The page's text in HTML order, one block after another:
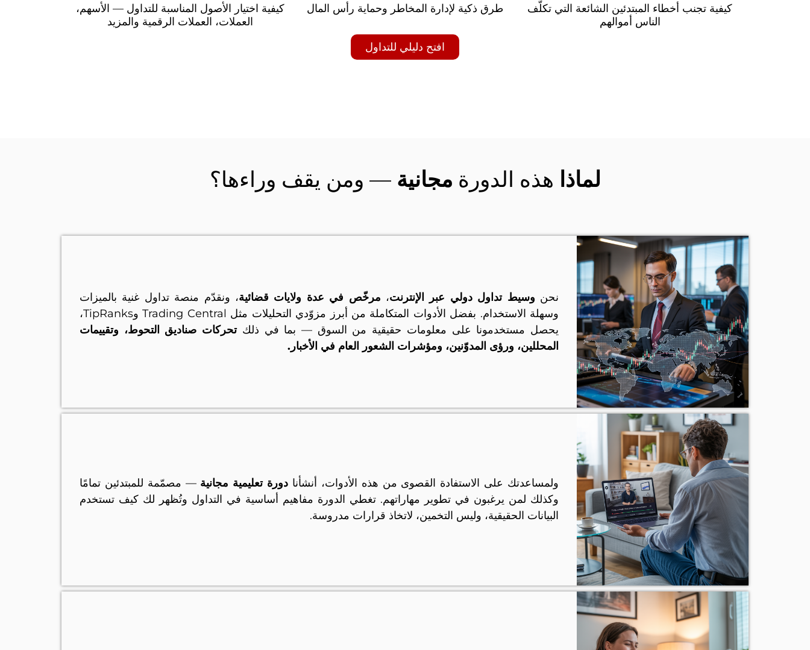
كيفية تجنب أخطاء المبتدئين الشائعة التي تكلّف
الناس أموالهم
طرق ذكية لإدارة المخاطر وحماية رأس المال
كيفية اختيار الأصول المناسبة للتداول — الأسهم،
العملات، العملات الرقمية والمزيد
افتح دليلي للتداول
لماذا هذه الدورة مجانية — ومن يقف وراءها؟
نحن وسيط تداول دولي عبر الإنترنت، مرخّص في عدة ولايات قضائية، ونقدّم منصة تداول غنية بالميزات
وسهلة الاستخدام. بفضل الأدوات المتكاملة من أبرز مزوّدي التحليلات مثل Trading Central وTipRanks،
يحصل مستخدمونا على معلومات حقيقية من السوق — بما في ذلكتحركات صناديق التحوط، وتقييمات
المحللين، ورؤى المدوّنين، ومؤشرات الشعور العام في الأخبار.
ولمساعدتك على الاستفادة القصوى من هذه الأدوات، أنشأنا دورة تعليمية مجانية — مصمّمة للمبتدئين تمامًا
وكذلك لمن يرغبون في تطوير مهاراتهم. تغطي الدورة مفاهيم أساسية في التداول وتُظهر لك كيف تستخدم
البيانات الحقيقية، وليس التخمين، لاتخاذ قرارات مدروسة.